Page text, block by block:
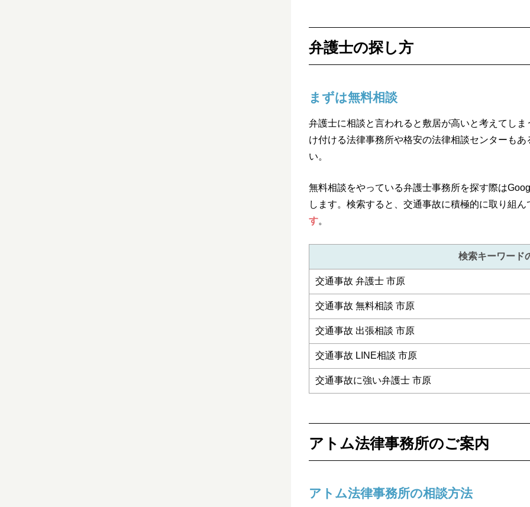
弁護士の探し方
まずは無料相談
弁護士に相談と言われると敷居が高いと考えてし
け付ける法律事務所や格安の法律相談センターも
い。
無料相談をやっている弁護士事務所を探す際は
します。検索すると、交通事故に積極的に取り組ん
す。
検索キーワード
交通事故 弁護士 市原
交通事故 無料相談 市原
交通事故 出張相談 市原
交通事故 LINE相談 市原
交通事故に強い弁護士 市原
アトム法律事務所のご案内
アトム法律事務所の相談方法